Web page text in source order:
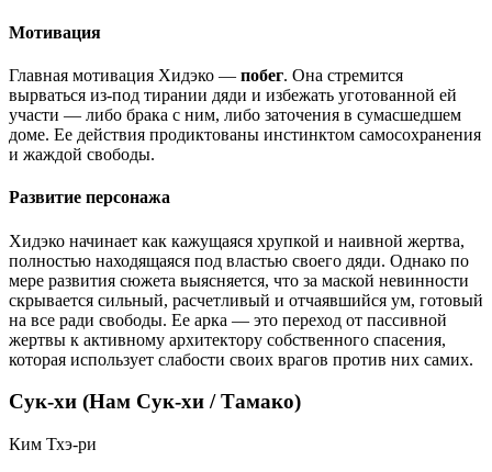
Мотивация
Главная мотивация Хидэко — побег. Она стремится
вырваться из-под тирании дяди и избежать уготованной ей
участи — либо брака с ним, либо заточения в сумасшедшем
доме. Ее действия продиктованы инстинктом самосохранения
и жаждой свободы.
Развитие персонажа
Хидэко начинает как кажущаяся хрупкой и наивной жертва,
полностью находящаяся под властью своего дяди. Однако по
мере развития сюжета выясняется, что за маской невинности
скрывается сильный, расчетливый и отчаявшийся ум, готовый
на все ради свободы. Ее арка — это переход от пассивной
жертвы к активному архитектору собственного спасения,
которая использует слабости своих врагов против них самих.
Сук-хи (Нам Сук-хи / Тамако)
Ким Тхэ-ри